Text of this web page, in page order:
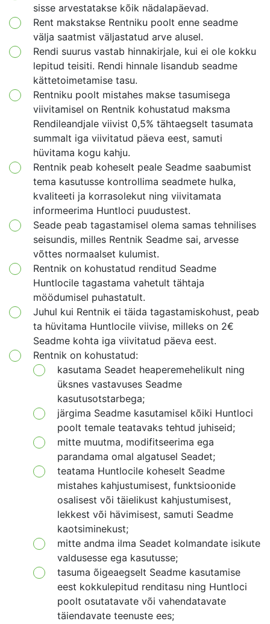
sisse arvestatakse kõik nädalapäevad.
Rent makstakse Rentniku poolt enne seadme
välja saatmist väljastatud arve alusel.
Rendi suurus vastab hinnakirjale, kui ei ole kokku
lepitud teisiti. Rendi hinnale lisandub seadme
kättetoimetamise tasu.
Rentniku poolt mistahes makse tasumisega
viivitamisel on Rentnik kohustatud maksma
Rendileandjale viivist 0,5% tähtaegselt tasumata
summalt iga viivitatud päeva eest, samuti
hüvitama kogu kahju.
Rentnik peab koheselt peale Seadme saabumist
tema kasutusse kontrollima seadmete hulka,
kvaliteeti ja korrasolekut ning viivitamata
informeerima Huntloci puudustest.
Seade peab tagastamisel olema samas tehnilises
seisundis, milles Rentnik Seadme sai, arvesse
võttes normaalset kulumist.
Rentnik on kohustatud renditud Seadme
Huntlocile tagastama vahetult tähtaja
möödumisel puhastatult.
Juhul kui Rentnik ei täida tagastamiskohust, peab
ta hüvitama Huntlocile viivise, milleks on 2€
Seadme kohta iga viivitatud päeva eest.
Rentnik on kohustatud:
kasutama Seadet heaperemehelikult ning
üksnes vastavuses Seadme
kasutusotstarbega;
järgima Seadme kasutamisel kõiki Huntloci
poolt temale teatavaks tehtud juhiseid;
mitte muutma, modifitseerima ega
parandama omal algatusel Seadet;
teatama Huntlocile koheselt Seadme
mistahes kahjustumisest, funktsioonide
osalisest või täielikust kahjustumisest,
lekkest või hävimisest, samuti Seadme
kaotsiminekust;
mitte andma ilma Seadet kolmandate isikute
valdusesse ega kasutusse;
tasuma õigeaegselt Seadme kasutamise
eest kokkulepitud renditasu ning Huntloci
poolt osutatavate või vahendatavate
täiendavate teenuste ees;